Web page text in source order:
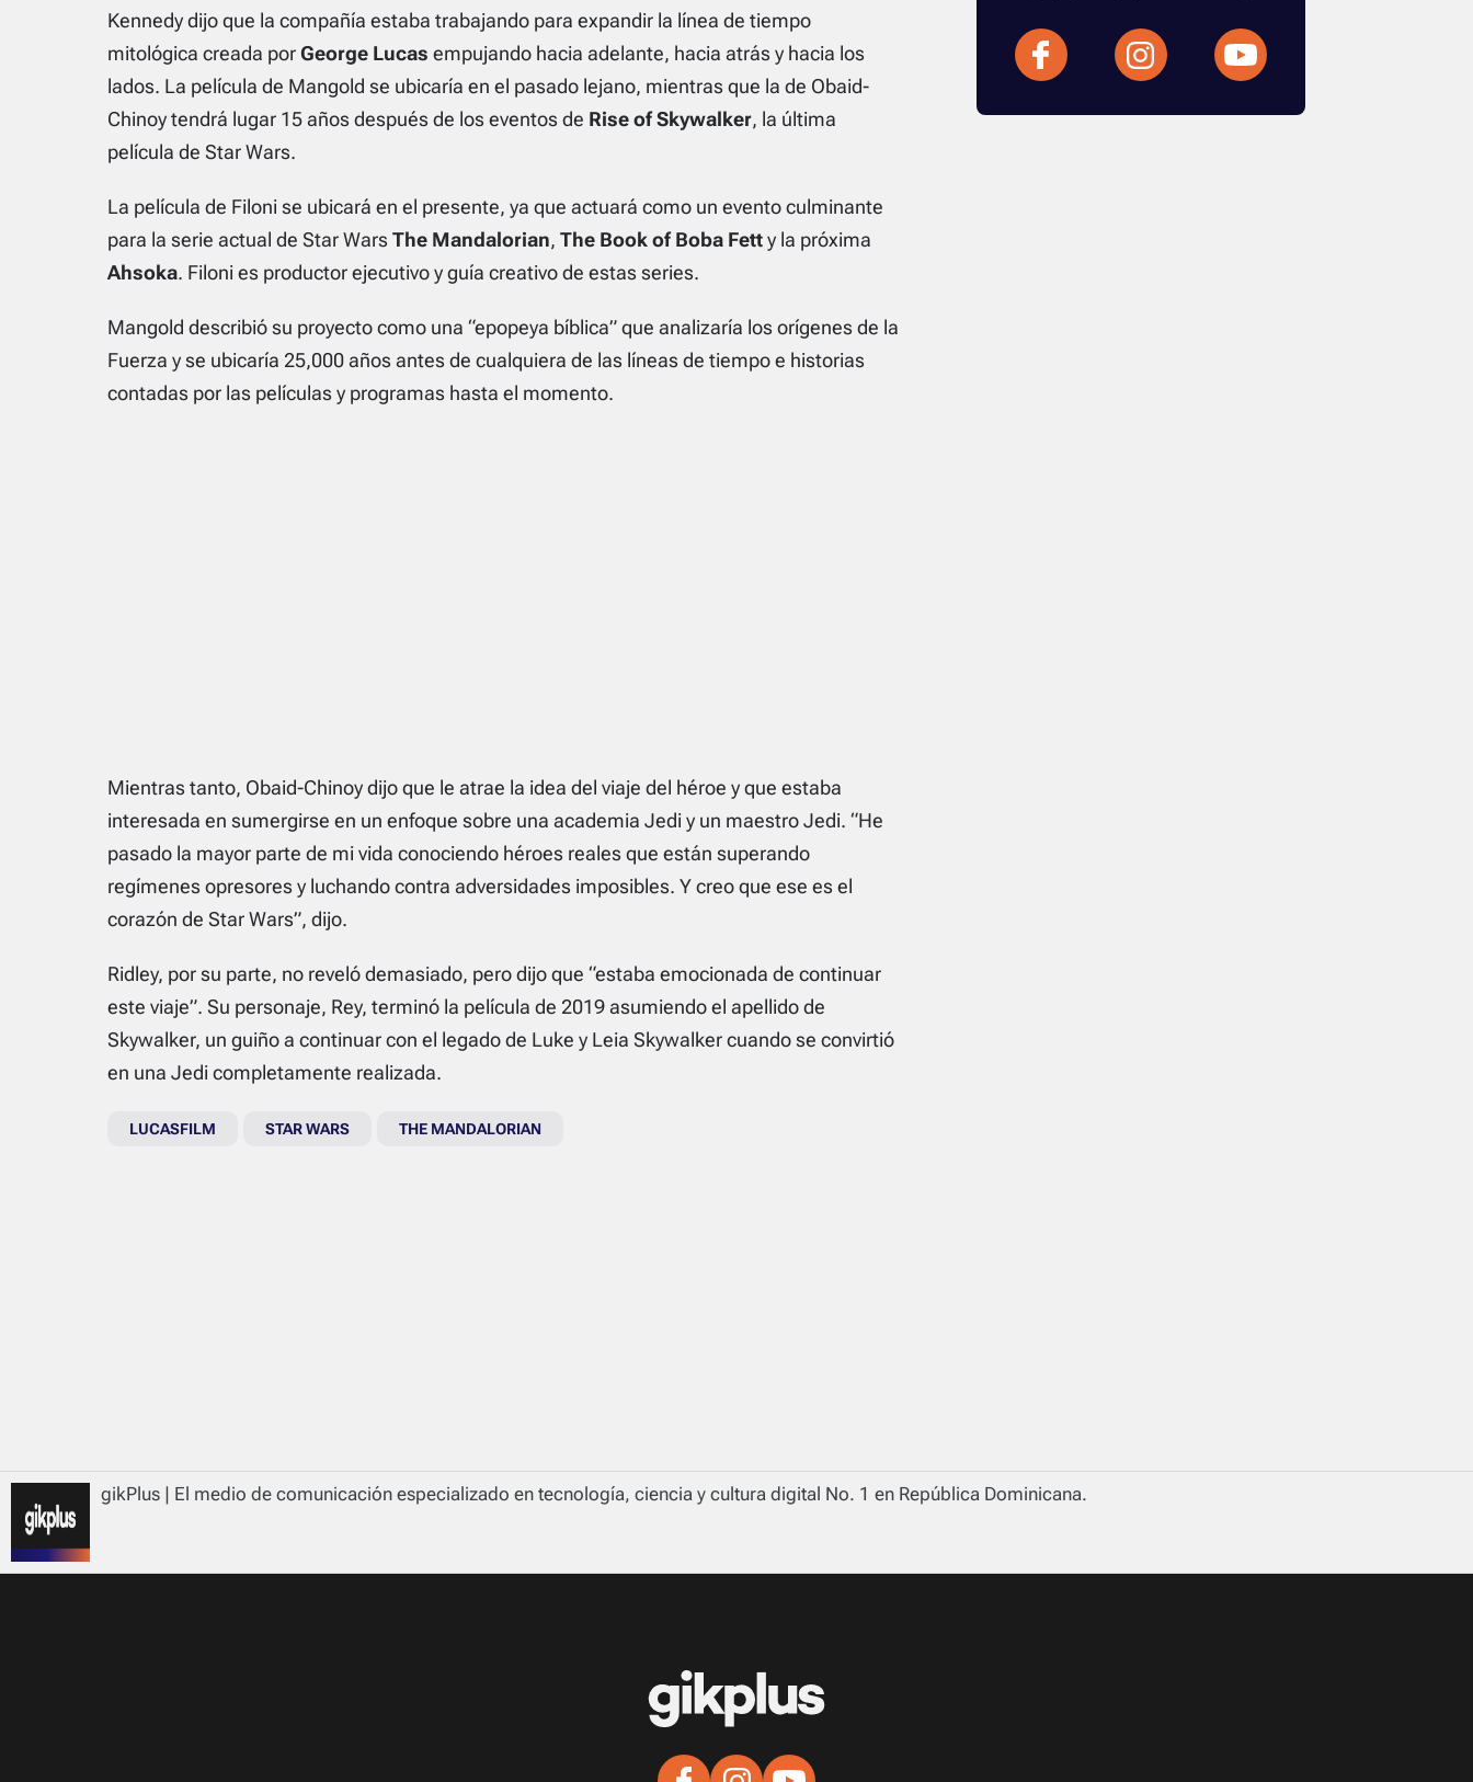
Kennedy dijo que la compañía estaba trabajando para expandir la línea de tiempo
mitológica creada porGeorge Lucas empujando hacia adelante, hacia atrás y hacia los
lados. La película de Mangold se ubicaría en el pasado lejano, mientras que la de Obaid-
Chinoy tendrá lugar 15 años después de los eventos de Rise of Skywalker, la última
película de Star Wars.
La película de Filoni se ubicará en el presente, ya que actuará como un evento culminante
para la serie actual de Star WarsThe Mandalorian, The Book of Boba Fetty la próxima
Ahsoka. Filoni es productor ejecutivo y guía creativo de estas series.
Mangold describió su proyecto como una “epopeya bíblica” que analizaría los orígenes de la
Fuerza y ​​se ubicaría 25,000 años antes de cualquiera de las líneas de tiempo e historias
contadas por las películas y programas hasta el momento.
Mientras tanto, Obaid-Chinoy dijo que le atrae la idea del viaje del héroe y que estaba
interesada en sumergirse en un enfoque sobre una academia Jedi y un maestro Jedi. “He
pasado la mayor parte de mi vida conociendo héroes reales que están superando
regímenes opresores y luchando contra adversidades imposibles. Y creo que ese es el
corazón de Star Wars”, dijo.
Ridley, por su parte, no reveló demasiado, pero dijo que “estaba emocionada de continuar
este viaje”. Su personaje, Rey, terminó la película de 2019 asumiendo el apellido de
Skywalker, un guiño a continuar con el legado de Luke y Leia Skywalker cuando se convirtió
en una Jedi completamente realizada.
LUCASFILM STAR WARS THE MANDALORIAN
gikPlus | El medio de comunicación especializado en tecnología, ciencia y cultura digital No. 1 en República Dominicana.